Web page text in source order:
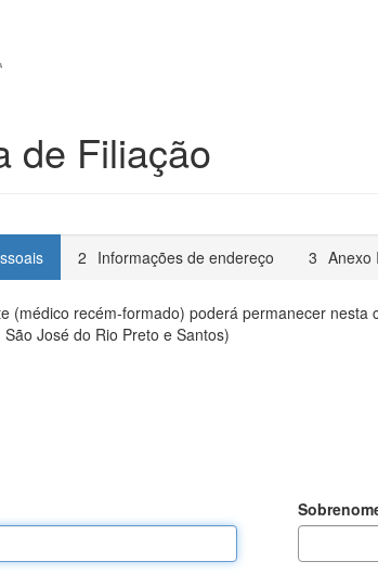
de Filiação
2 Informações de endereço 3 Anexo
(médico recém-formado) poderá permanecer
José do Rio Preto e Santos)